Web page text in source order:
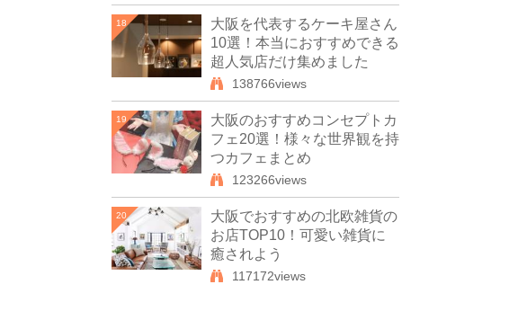
18
大阪を代表するケーキ屋さん
10選！本当におすすめできる
超人気店だけ集めました
138766views
19
大阪のおすすめコンセプトカ
フェ20選！様々な世界観を持
つカフェまとめ
123266views
20
大阪でおすすめの北欧雑貨の
お店TOP10！可愛い雑貨に
癒されよう
117172views